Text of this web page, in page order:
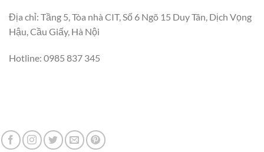
Địa chỉ: Tầng 5, Tòa nhà CIT, Số 6 Ngõ 15 Duy Tân, Dịch Vọng
Hậu, Cầu Giấy, Hà Nội
Hotline: 0985 837 345